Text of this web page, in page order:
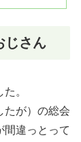
じさん
。
たが）の総会
間違っとって